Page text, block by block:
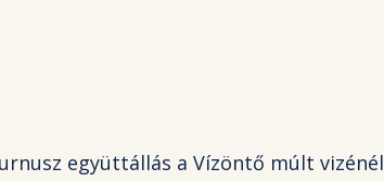
együttállás a Vízöntő múlt vizénél